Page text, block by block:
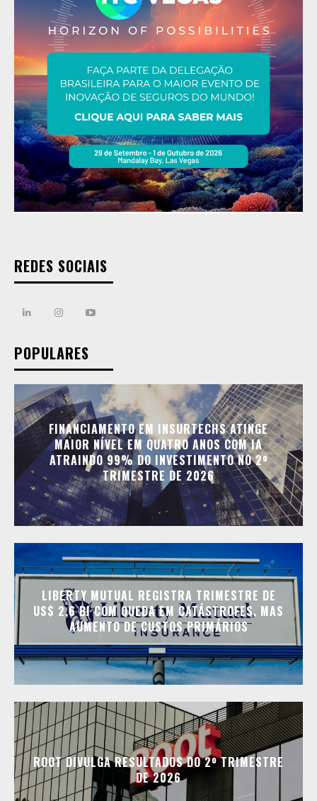
REDES SOCIAIS
POPULARES
FINANCIAMENTO EM INSURTECHS ATINGE
MAIOR NÍVEL EM QUATRO ANOS COM IA
ATRAINDO 99% DO INVESTIMENTO NO 2º
TRIMESTRE DE 2026
LIBERTY MUTUAL REGISTRA TRIMESTRE DE
US$ 2,6 BI COM QUEDA EM CATÁSTROFES, MAS
AUMENTO DE CUSTOS PRIMÁRIOS
ROOT DIVULGA RESULTADOS DO 2º TRIMESTRE
DE 2026